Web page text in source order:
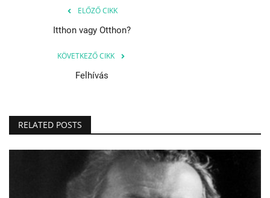
ELŐZŐ CIKK
Itthon vagy Otthon?
KÖVETKEZŐ CIKK
Felhívás
RELATED POSTS